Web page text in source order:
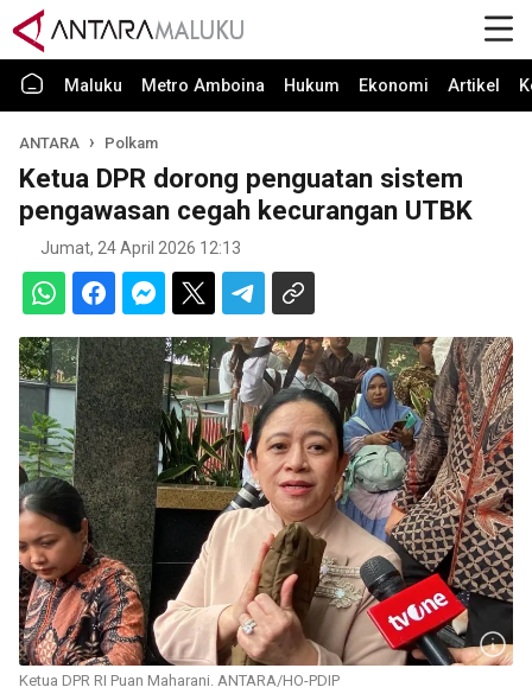
Maluku Metro Amboina Hukum Ekonomi Artikel
ANTARA Polkam
Ketua DPR dorong penguatan sistem
pengawasan cegah kecurangan UTBK
Jumat, 24 April 2026 12:13
Ketua DPR RI Puan Maharani. ANTARA/HO-PDIP